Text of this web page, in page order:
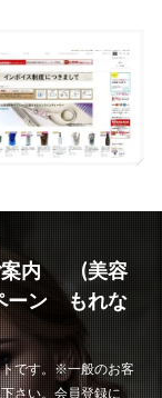
案内 (美容
ーン もれな
です。※一般のお客
さい。会員登録に